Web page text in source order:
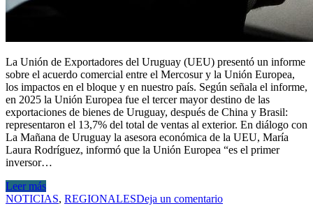
La Unión de Exportadores del Uruguay (UEU) presentó un informe
sobre el acuerdo comercial entre el Mercosur y la Unión Europea,
los impactos en el bloque y en nuestro país. Según señala el informe,
en 2025 la Unión Europea fue el tercer mayor destino de las
exportaciones de bienes de Uruguay, después de China y Brasil:
representaron el 13,7% del total de ventas al exterior. En diálogo con
La Mañana de Uruguay la asesora económica de la UEU, María
Laura Rodríguez, informó que la Unión Europea “es el primer
inversor…
Leer más
NOTICIAS, REGIONALESDeja un comentario